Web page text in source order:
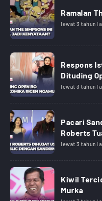
Ramalan
lewat 3 tahun
Respons
Dituding
lewat 3 tahun
Pacari
Roberts
lewat 3 tahun
Kiwil
Murka